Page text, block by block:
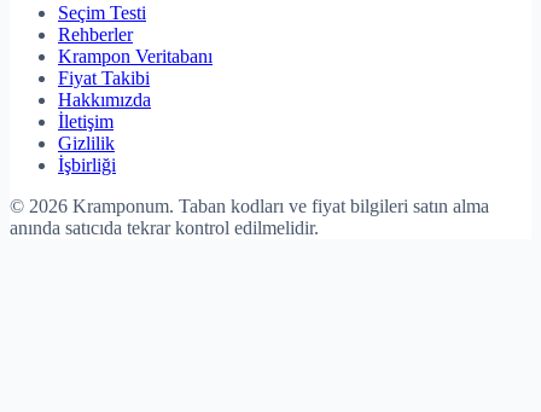
Seçim Testi
Rehberler
Krampon Veritabanı
Fiyat Takibi
Hakkımızda
İletişim
Gizlilik
İşbirliği
© 2026 Kramponum. Taban kodları ve fiyat bilgileri satın alma
anında satıcıda tekrar kontrol edilmelidir.